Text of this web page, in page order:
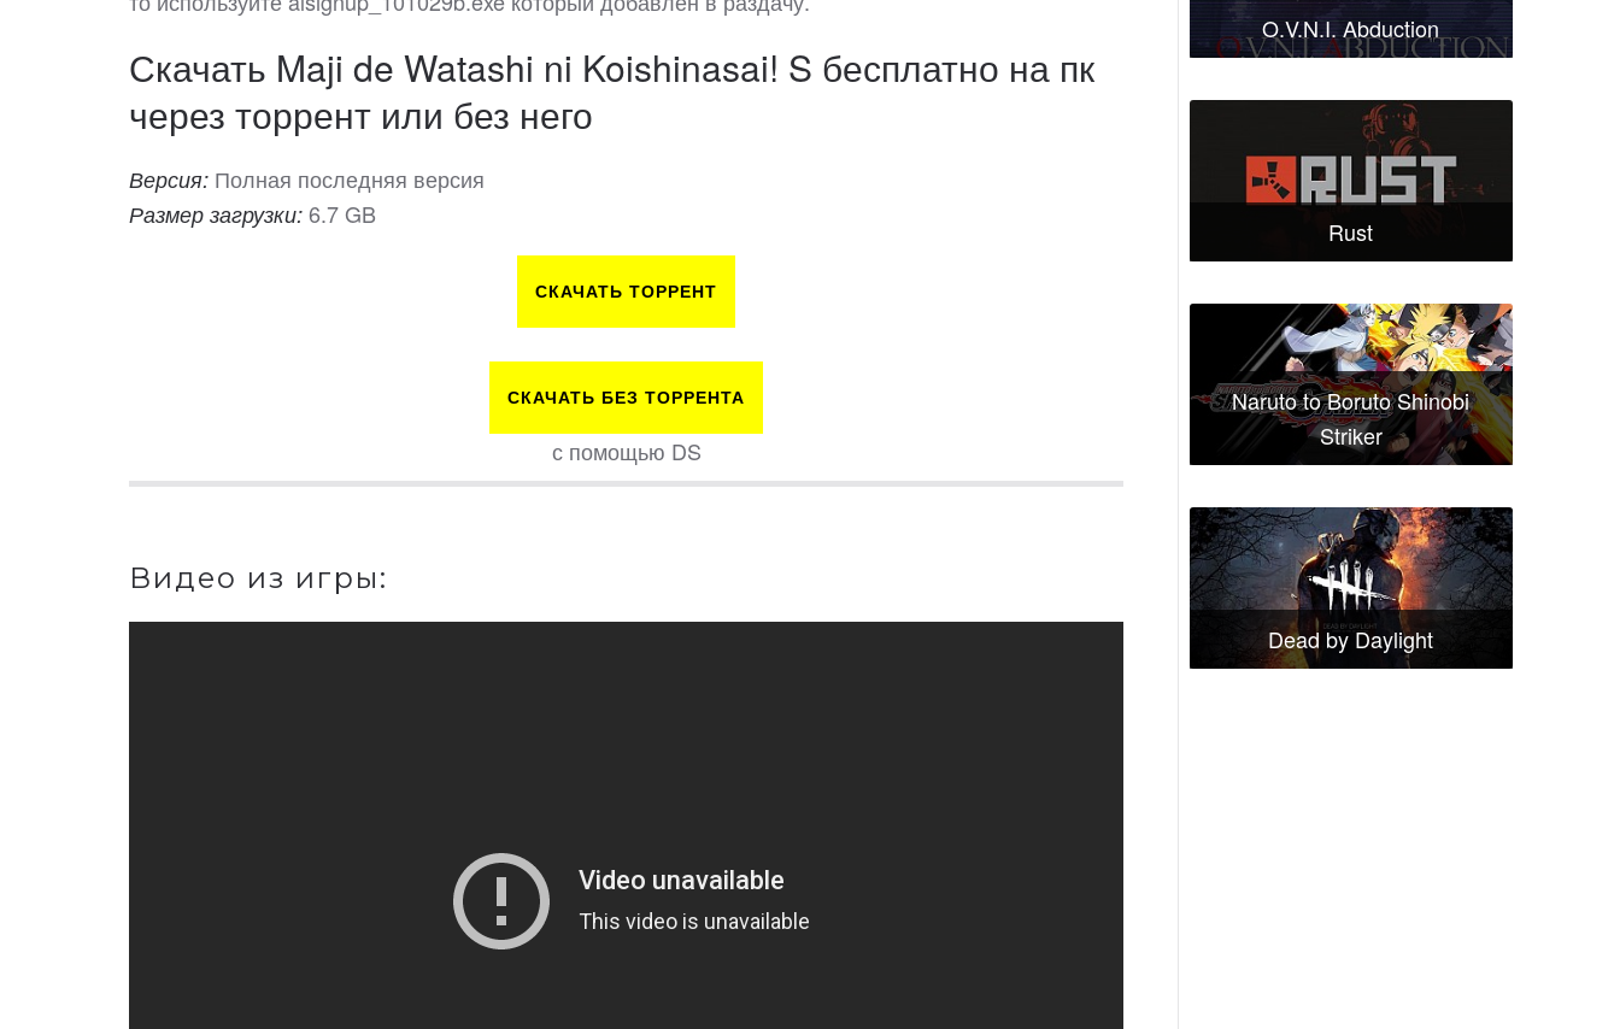
Скачать Maji de Watashi ni Koishinasai! S бесплатно на пк
через торрент или без него
Версия: Полная последняя версия
Размер загрузки: 6.7 GB
СКАЧАТЬ ТОРРЕНТ
СКАЧАТЬ БЕЗ ТОРРЕНТА
с помощью DS
Видео из игры:
O.V.N.I. Abduction
Rust
Naruto to Boruto Shinobi
Striker
Dead by Daylight